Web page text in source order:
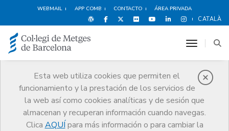
WEBMAIL APP COMB CONTACTO ÁREA PRIVADA
CATALÀ
Esta web utiliza cookies que permiten el
funcionamiento y la prestación de los servicios de
la web así como cookies analíticas y de sesión que
almacenan y recuperan información cuando navegas.
Clica AQUÍ para más información o para cambiar la
toggle
Premios
El CoMB Guardonat Edició 2011